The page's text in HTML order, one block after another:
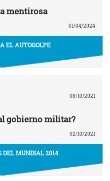
mentirosa
01/04/2024
EL AUTOGOLPE
08/10/2021
gobierno militar?
02/10/2021
DEL MUNDIAL 2014